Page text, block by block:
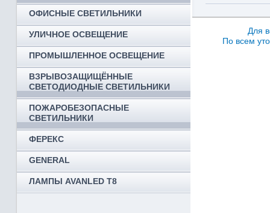
ОФИСНЫЕ СВЕТИЛЬНИКИ
УЛИЧНОЕ ОСВЕЩЕНИЕ
ПРОМЫШЛЕННОЕ ОСВЕЩЕНИЕ
ВЗРЫВОЗАЩИЩЁННЫЕ
СВЕТОДИОДНЫЕ СВЕТИЛЬНИКИ
ПОЖАРОБЕЗОПАСНЫЕ
СВЕТИЛЬНИКИ
ФЕРЕКС
GENERAL
ЛАМПЫ AVANLED T8
Для
По всем